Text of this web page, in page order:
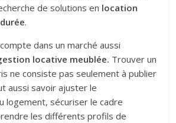
de solutions en location
.
dans un marché aussi
locative meublée. Trouver un
ne consiste pas seulement à publier
aussi savoir ajuster le
logement, sécuriser le cadre
les différents profils de